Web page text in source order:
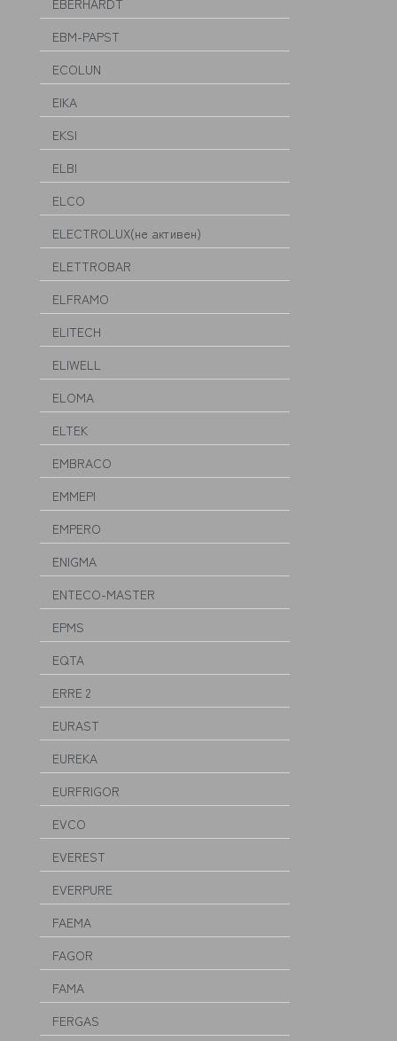
EBERHARDT
EBM-PAPST
ECOLUN
EIKA
EKSI
ELBI
ELCO
ELECTROLUX(не активен)
ELETTROBAR
ELFRAMO
ELITECH
ELIWELL
ELOMA
ELTEK
EMBRACO
EMMEPI
EMPERO
ENIGMA
ENTECO-MASTER
EPMS
EQTA
ERRE 2
EURAST
EUREKA
EURFRIGOR
EVCO
EVEREST
EVERPURE
FAEMA
FAGOR
FAMA
FERGAS